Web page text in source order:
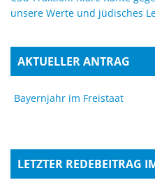
unsere Werte und jüdisches
AKTUELLER ANTRAG
Bayernjahr im Freistaat
LETZTER REDEBEITRAG